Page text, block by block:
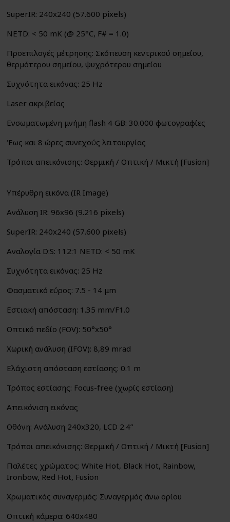
SuperIR: 240x240 (57.600 pixels)
NETD: < 50 mK (@ 25°C, F# = 1.0)
Προεπιλογές μέτρησης: Σκόπευση κεντρικού σημείου,
θερμότερου σημείου, ψυχρότερου σημείου
Συχνότητα εικόνας: 25 Hz
Laser ακριβείας
Ενσωματωμένη μνήμη flash 4 GB: 30.000 φωτογραφίες
Έως και 8 ώρες συνεχούς λειτουργίας
Τρόποι απεικόνισης: Θερμική / Οπτική / Μικτή [Fusion]
Υπέρυθρη εικόνα (IR Image)
Ανάλυση IR: 96x96 (9.216 pixels)
SuperIR: 240x240 (57.600 pixels)
Αναλογία D:S: 112:1 NETD: < 50 mK
Συχνότητα εικόνας: 25 Hz
Φασματικό εύρος: 7.5 - 14 μm
Εστιακή απόσταση: 1.35 mm/F1.0
Οπτικό πεδίο (FOV): 50°x50°
Χωρική ανάλυση (IFOV): 8,89 mrad
Ελάχιστη απόσταση εστίασης: 0.1 m
Τρόπος εστίασης: Focus-free (χωρίς εστίαση)
Απεικόνιση εικόνας
Οθόνη: Ανάλυση 240x320, LCD 2.4”
Τρόποι απεικόνισης: Θερμική / Οπτική / Μικτή [Fusion]
Παλέτες χρώματος: White Hot, Black Hot, Rainbow,
Ironbow, Red Hot, Fusion
Χρωματικός συναγερμός: Συναγερμός άνω ορίου
Οπτική κάμερα: 640x480